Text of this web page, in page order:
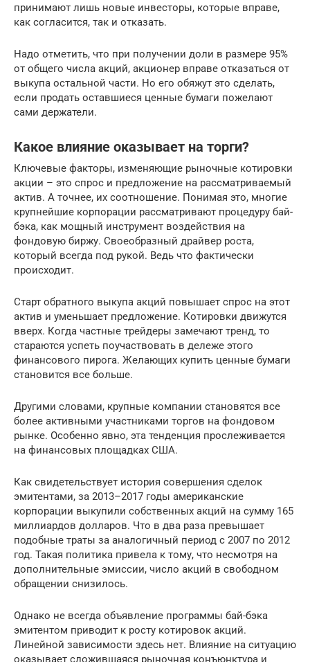
принимают лишь новые инвесторы, которые вправе,
как согласится, так и отказать.
Надо отметить, что при получении доли в размере 95%
от общего числа акций, акционер вправе отказаться от
выкупа остальной части. Но его обяжут это сделать,
если продать оставшиеся ценные бумаги пожелают
сами держатели.
Какое влияние оказывает на торги?
Ключевые факторы, изменяющие рыночные котировки
акции – это спрос и предложение на рассматриваемый
актив. А точнее, их соотношение. Понимая это, многие
крупнейшие корпорации рассматривают процедуру бай-
бэка, как мощный инструмент воздействия на
фондовую биржу. Своеобразный драйвер роста,
который всегда под рукой. Ведь что фактически
происходит.
Старт обратного выкупа акций повышает спрос на этот
актив и уменьшает предложение. Котировки движутся
вверх. Когда частные трейдеры замечают тренд, то
стараются успеть поучаствовать в дележе этого
финансового пирога. Желающих купить ценные бумаги
становится все больше.
Другими словами, крупные компании становятся все
более активными участниками торгов на фондовом
рынке. Особенно явно, эта тенденция прослеживается
на финансовых площадках США.
Как свидетельствует история совершения сделок
эмитентами, за 2013–2017 годы американские
корпорации выкупили собственных акций на сумму 165
миллиардов долларов. Что в два раза превышает
подобные траты за аналогичный период с 2007 по 2012
год. Такая политика привела к тому, что несмотря на
дополнительные эмиссии, число акций в свободном
обращении снизилось.
Однако не всегда объявление программы бай-бэка
эмитентом приводит к росту котировок акций.
Линейной зависимости здесь нет. Влияние на ситуацию
оказывает сложившаяся рыночная конъюнктура и